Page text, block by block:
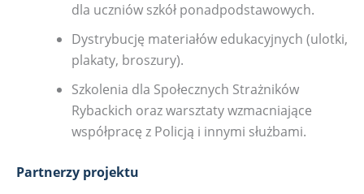
dla uczniów szkół ponadpodstawowych.
Dystrybucję materiałów edukacyjnych (ulotki,
plakaty, broszury).
Szkolenia dla Społecznych Strażników
Rybackich oraz warsztaty wzmacniające
współpracę z Policją i innymi służbami.
Partnerzy projektu